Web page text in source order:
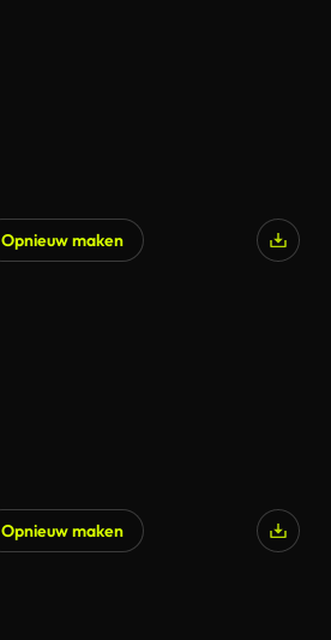
Opnieuw maken
Opnieuw maken